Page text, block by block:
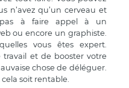
n’avez qu’un cerveau et
pas à faire appel à un
ou encore un graphiste.
vous êtes expert.
travail et de booster votre
chose de déléguer.
soit rentable.